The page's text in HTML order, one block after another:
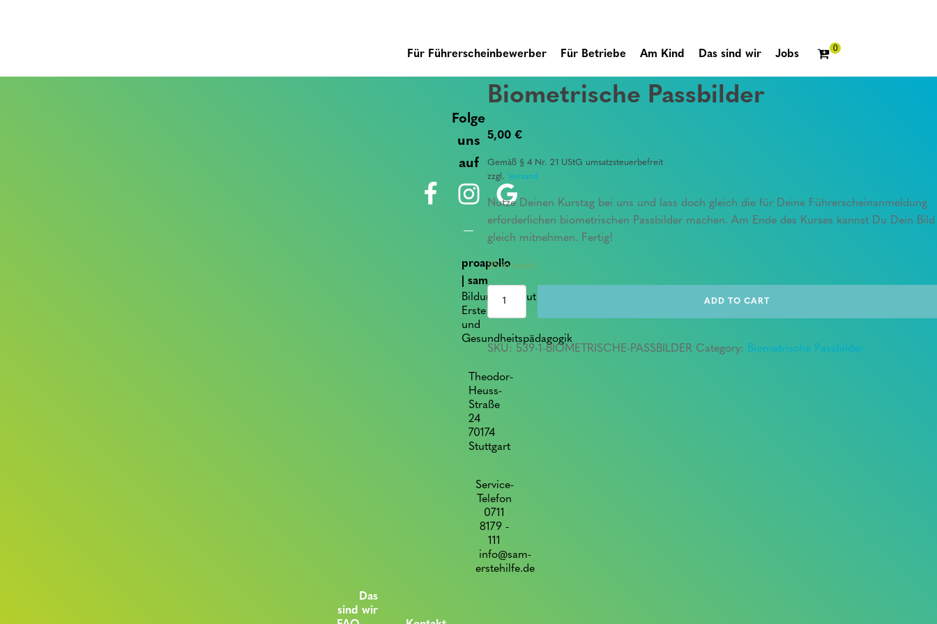
Für Führerscheinbewerber Für Betriebe Am Kind Das sind wir Jobs
Biometrische Passbilder
5,00 €
Gemäß § 4 Nr. 21 UStG umsatzsteuerbefreit
zzgl. Versand
Nutze Deinen Kurstag bei uns und lass doch gleich die für Deine Führerscheinanmeldung
erforderlichen biometrischen Passbilder machen. Am Ende des Kurses kannst Du Dein Bild
gleich mitnehmen. Fertig!
25 in stock
Biometrische
ADD TO CART
SKU: 539-1-BIOMETRISCHE-PASSBILDER Category: Biometrische Passbilder
Folge
uns
auf
proapollo
| sam
Bildungsinstitut für
Erste Hilfe
und
Gesundheitspädagogik
Theodor-
Heuss-
Straße
24
70174
Stuttgart
Service-
Telefon
0711
8179 -
111
info@sam-
erstehilfe.de
Das
sind wir